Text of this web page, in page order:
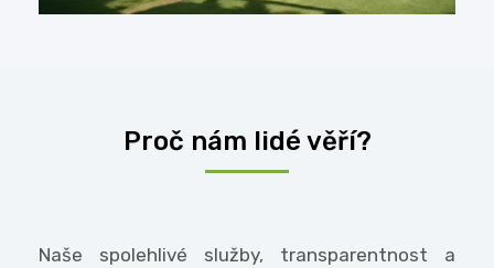
Proč nám lidé věří?
Naše spolehlivé služby, transparentnost a